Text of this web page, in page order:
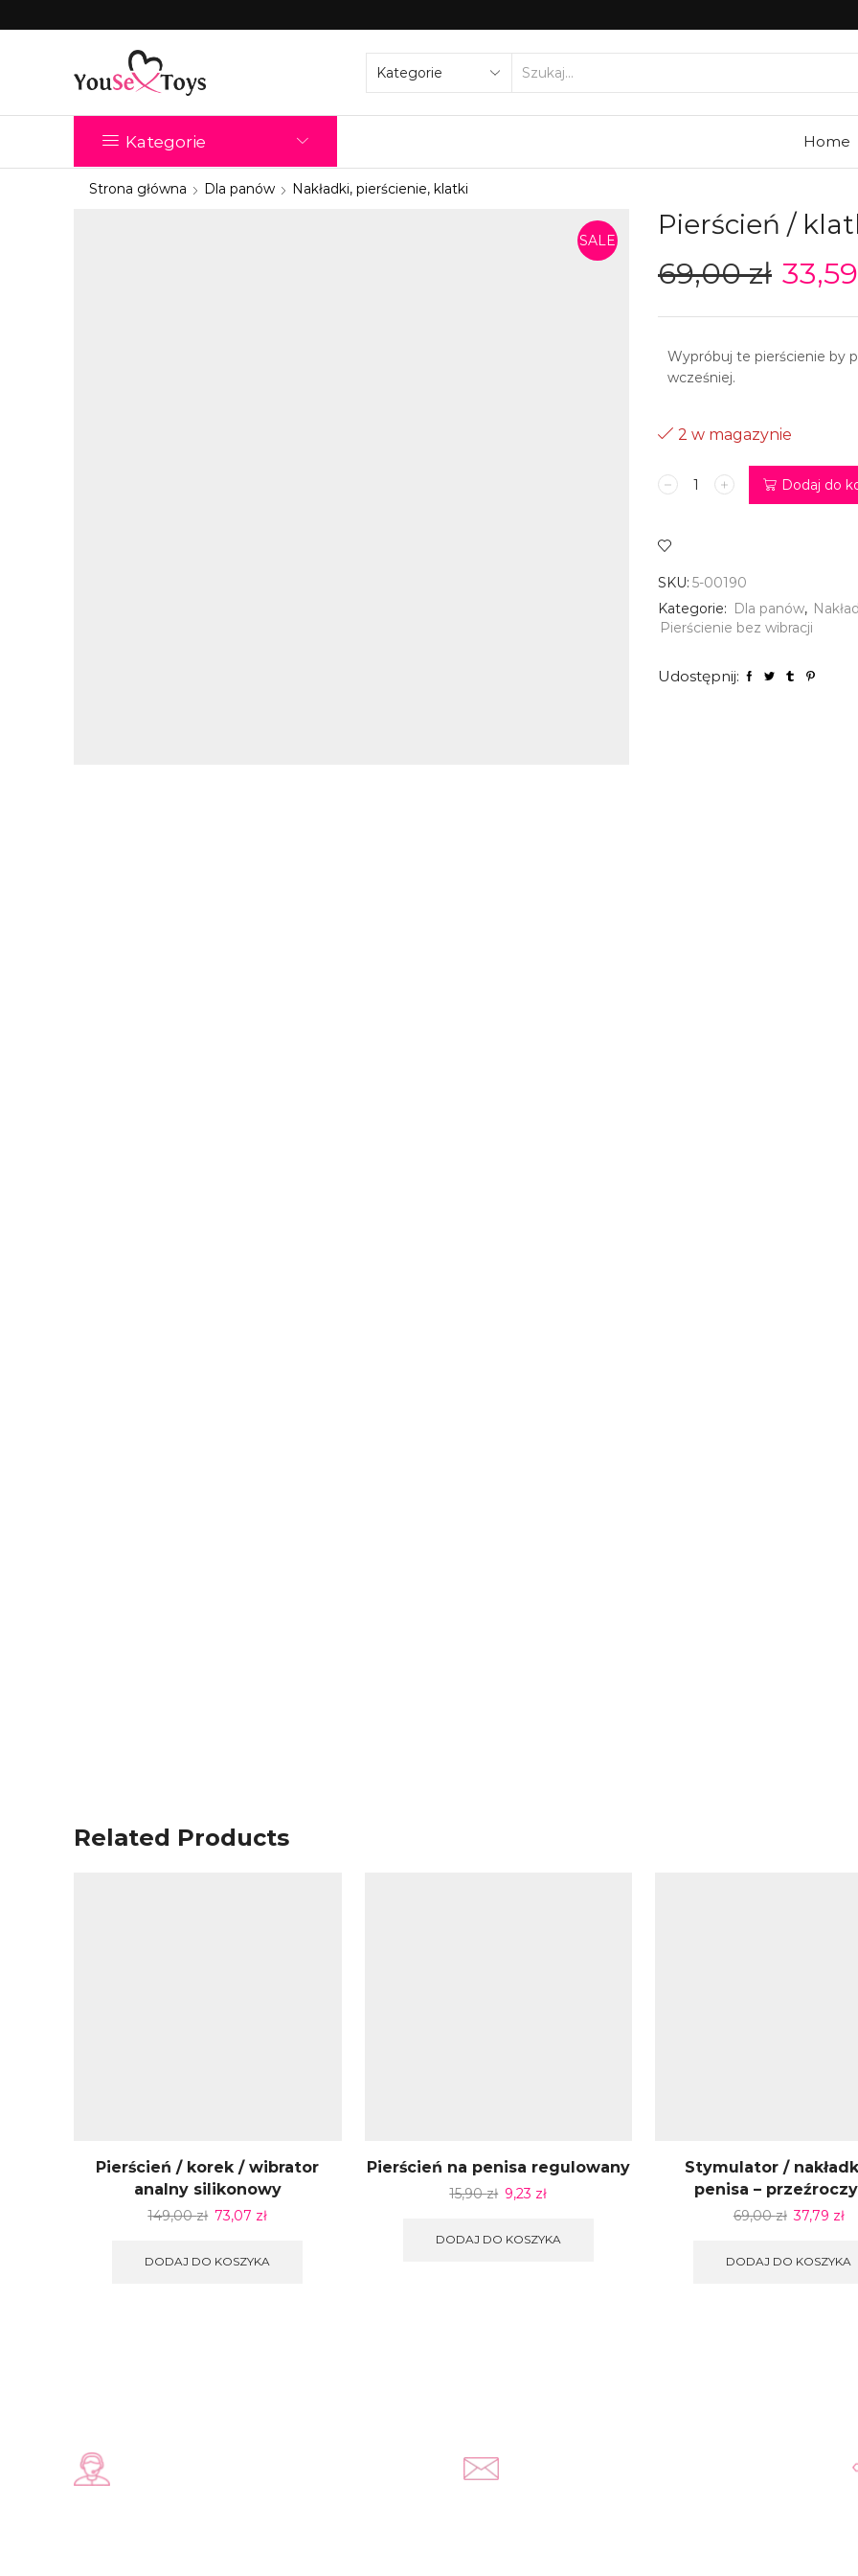
Kategorie Home
Strona główna Dla panów Nakładki, pierścienie, klatki
SALE Pierścień /
69,00zł 33,59
Wypróbuj te pierścienie by
wcześniej.
2 w magazynie
ilość
Pierścień
klatka
Linx
Dodaj do
SKU: 5-00190
Kategorie: Dla panów,
Pierścienie bez wibracji
Udostępnij:
Related Products
Pierścień / korek / wibrator
analny silikonowy
149,00zł 73,07 zł
DODAJ DO KOSZYKA
Pierścień na penisa regulowany
15,90zł 9,23 zł
DODAJ DO KOSZYKA
Stymulator /
penisa –
69,00zł 37,79 zł
DODAJ DO KOSZYKA